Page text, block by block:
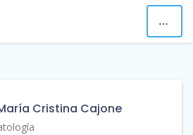
Cristina Cajone